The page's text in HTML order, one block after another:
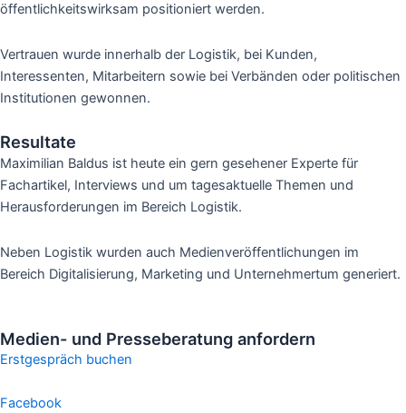
öffentlichkeitswirksam positioniert werden.
Vertrauen wurde innerhalb der Logistik, bei Kunden,
Interessenten, Mitarbeitern sowie bei Verbänden oder politischen
Institutionen gewonnen.
Resultate
Maximilian Baldus ist heute ein gern gesehener Experte für
Fachartikel, Interviews und um tagesaktuelle Themen und
Herausforderungen im Bereich Logistik.
Neben Logistik wurden auch Medienveröffentlichungen im
Bereich Digitalisierung, Marketing und Unternehmertum generiert.
Medien- und Presseberatung anfordern
Erstgespräch buchen
Facebook